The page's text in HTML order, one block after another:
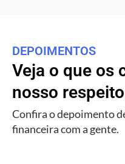
DEPOIMENTOS
Veja o que os
nosso respeito
Confira o depoimento
financeira com a gente.